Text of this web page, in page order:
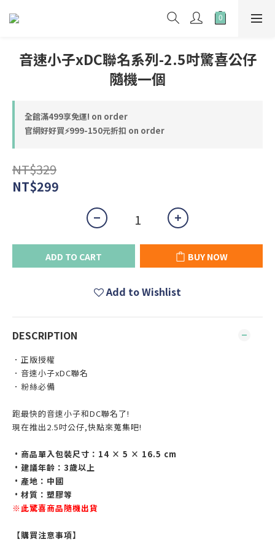
音速小子xDC聯名系列-2.5吋驚喜公仔
隨機一個
全館滿499享免運! on order
官網好好買⚡999-150元折扣 on order
NT$329
NT$299
ADD TO CART BUY NOW
Add to Wishlist
DESCRIPTION
．正版授權
．音速小子xDC聯名
．粉絲必備
跑最快的音速小子和DC聯名了!
現在推出2.5吋公仔,快點來蒐集吧!
•商品單入包裝尺寸：14 × 5 × 16.5 cm
•建議年齡：3歲以上
•產地：中國
•材質：塑膠等
※此驚喜商品隨機出貨
【購買注意事項】